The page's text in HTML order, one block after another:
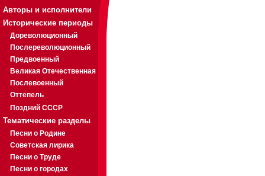
Авторы и исполнители
Исторические периоды
Дореволюционный
Послереволюционный
Предвоенный
Великая Отечественная
Послевоенный
Оттепель
Поздний СССР
Тематические разделы
Песни о Родине
Советская лирика
Песни о Труде
Песни о городах